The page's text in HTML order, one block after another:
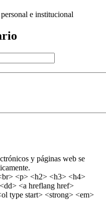
e institucional
y páginas web se
<p> <h2> <h3> <h4>
<a hreflang href>
type start> <strong> <em>